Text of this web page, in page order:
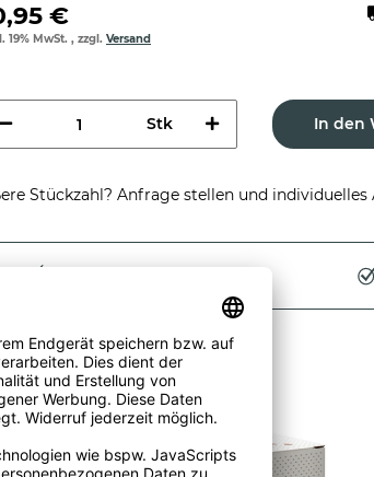
€
19% MwSt. , zzgl. Versand
Stk In den
Stückzahl? Anfrage stellen und
Verpackungen